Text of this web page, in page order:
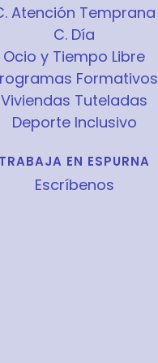
Atención Temprana
C. Día
Ocio y Tiempo Libre
Formativos
Viviendas Tuteladas
Deporte Inclusivo
EN ESPURNA
Escríbenos